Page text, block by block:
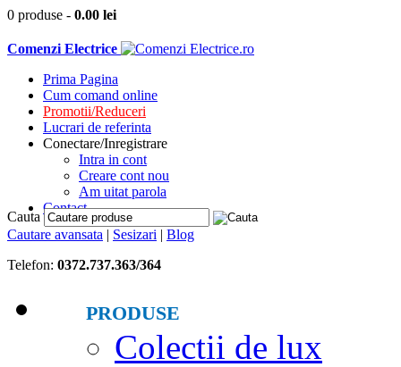
0 produse - 0.00 lei
Comenzi Electrice
Prima Pagina
Cum comand online
Promotii/Reduceri
Lucrari de referinta
Conectare/Inregistrare
Intra in cont
Creare cont nou
Am uitat parola
Contact
Cauta
Cautare avansata | Sesizari | Blog
Telefon: 0372.737.363/364
PRODUSE
Colectii de lux